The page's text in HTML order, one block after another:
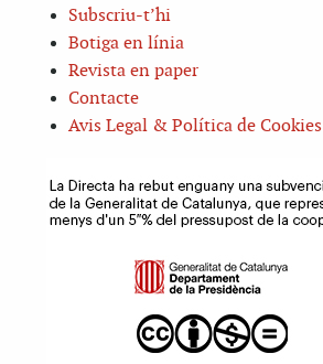
Subscriu-t’hi
Botiga en línia
Revista en paper
Contacte
Avis Legal & Política de Cookies